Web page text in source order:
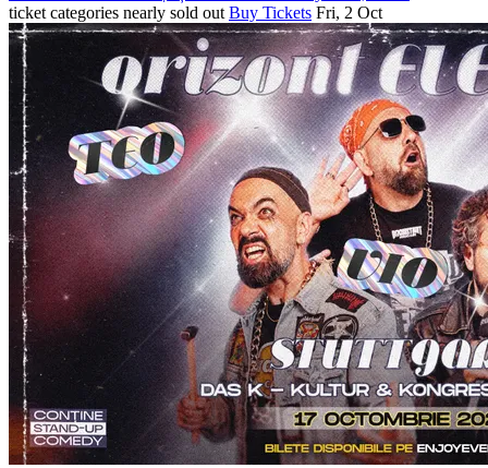
ticket categories nearly sold out Buy Tickets Fri, 2 Oct